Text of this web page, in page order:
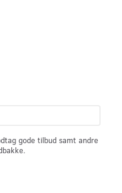
gode tilbud samt andre